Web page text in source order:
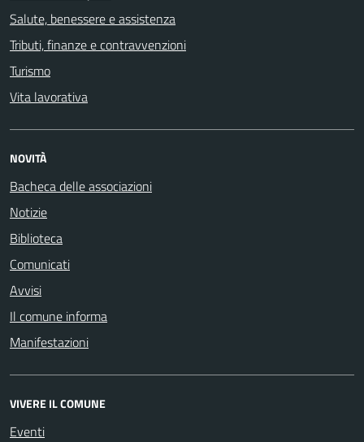
Salute, benessere e assistenza
Tributi, finanze e contravvenzioni
Turismo
Vita lavorativa
NOVITÀ
Bacheca delle associazioni
Notizie
Biblioteca
Comunicati
Avvisi
Il comune informa
Manifestazioni
VIVERE IL COMUNE
Eventi